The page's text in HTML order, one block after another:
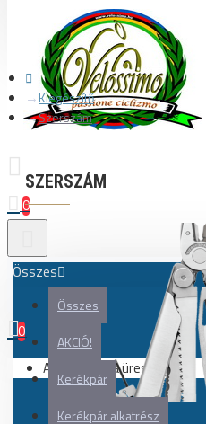
0
Összes
Összes
AKCIÓ!
Kerékpár
Kerékpár alkatrész
0
Az Ön kosara üres!
Kiegészítő
Szerszám
SZERSZÁM